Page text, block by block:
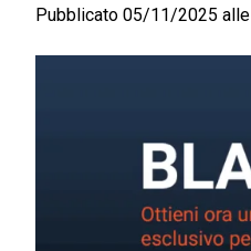
Pubblicato 05/11/2025 alle